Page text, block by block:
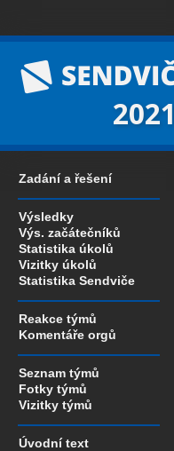
2021
Zadání a řešení
Výsledky
Výs. začátečníků
Statistika úkolů
Vizitky úkolů
Statistika Sendviče
Reakce týmů
Komentáře orgů
Seznam týmů
Fotky týmů
Vizitky týmů
Úvodní text